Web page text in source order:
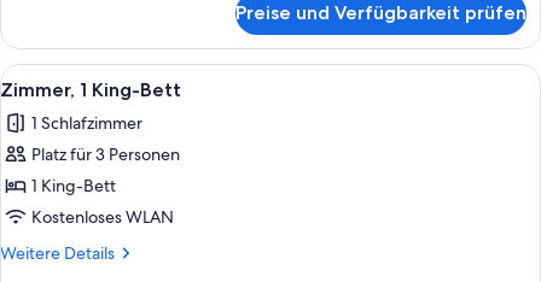
Preise und Verfügbarkeit prüfen
Alle
Fotos
für
Zimmer,
1 King-
Bett
anzeigen
Hochwertige Bettwaren, Pillowtop-
3
Zimmer, 1 King-Bett
1 Schlafzimmer
Platz für 3 Personen
1 King-Bett
Kostenloses WLAN
Weitere Details
Weitere